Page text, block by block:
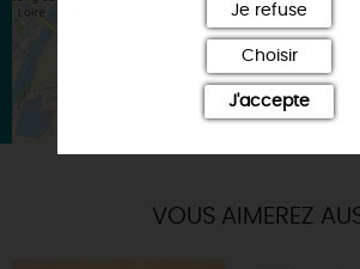
VOUS AIMEREZ
Je refuse
Choisir
J'accepte